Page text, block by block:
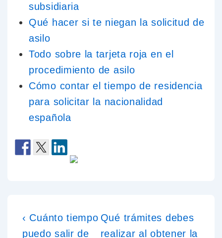
subsidiaria
Qué hacer si te niegan la solicitud de
asilo
Todo sobre la tarjeta roja en el
procedimiento de asilo
Cómo contar el tiempo de residencia
para solicitar la nacionalidad
española
‹ Cuánto tiempo
puedo salir de
Qué trámites debes
realizar al obtener la